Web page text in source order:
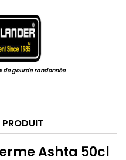
de gourde randonnée
Ashta 50cl